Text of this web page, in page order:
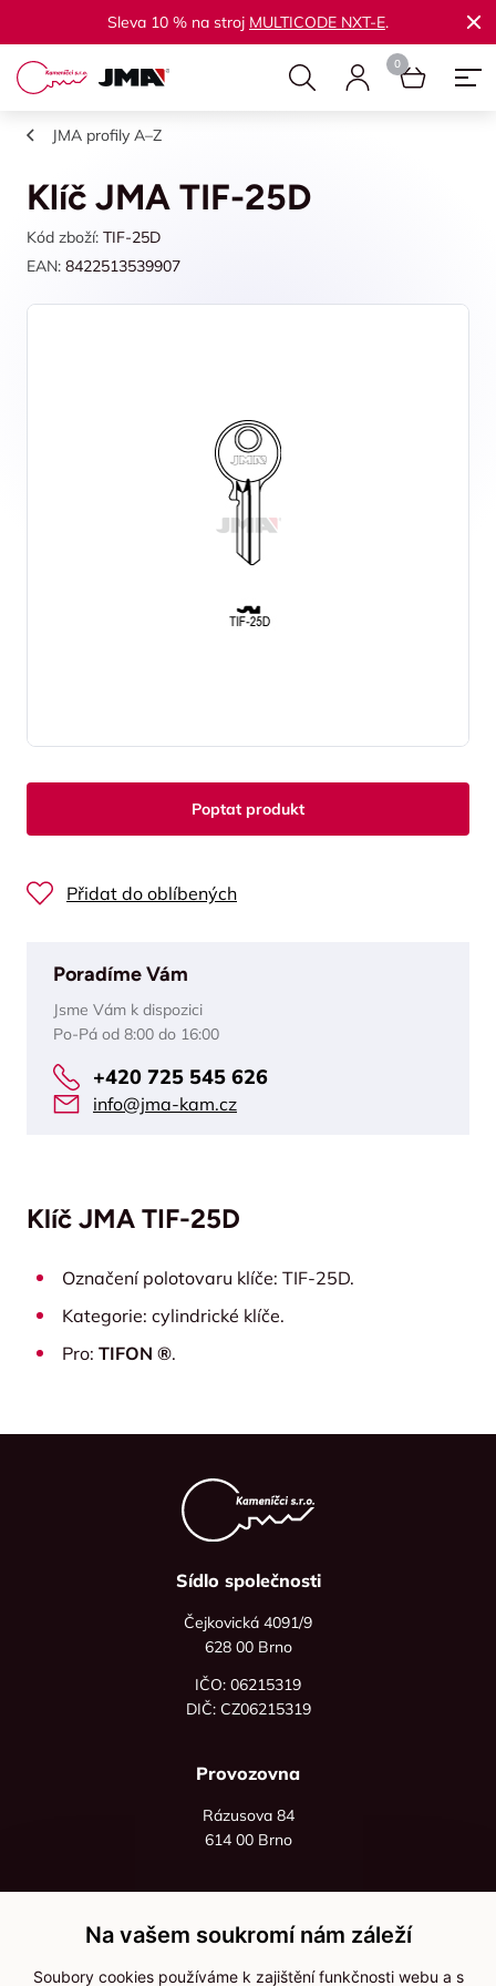
Sleva 10 % na stroj MULTICODE NXT-E.
JMA profily A–Z
Klíč JMA TIF-25D
Kód zboží: TIF-25D
EAN: 8422513539907
Poptat produkt
Přidat do oblíbených
Poradíme Vám
Jsme Vám k dispozici
Po-Pá od 8:00 do 16:00
+420 725 545 626
info@jma-kam.cz
Klíč JMA TIF-25D
Označení polotovaru klíče: TIF-25D.
Kategorie: cylindrické klíče.
Pro: TIFON ®.
Sídlo společnosti
Čejkovická 4091/9
628 00 Brno
IČO: 06215319
DIČ: CZ06215319
Provozovna
Rázusova 84
614 00 Brno
+420 736 535 066
Po - pá: 8:00 - 16:00
Na vašem soukromí nám záleží
Soubory cookies používáme k zajištění funkčnosti webu a s